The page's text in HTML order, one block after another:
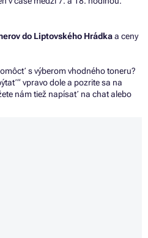
do Liptovského Hrádkaa ceny
s výberom vhodného toneru?
vpravo dole a pozrite sa na
nám tiež napísať na chat alebo